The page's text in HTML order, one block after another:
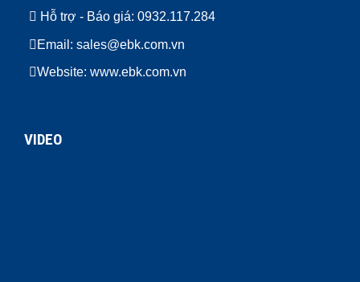
Hỗ trợ - Báo giá: 0932.117.284
Email: sales@ebk.com.vn
Website: www.ebk.com.vn
VIDEO